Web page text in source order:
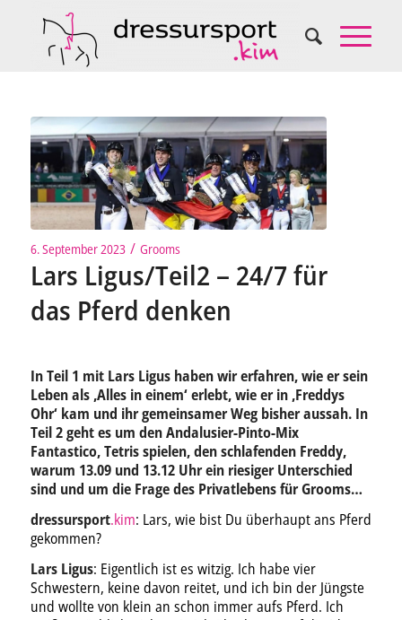
6. September 2023 / Grooms
Lars Ligus/Teil2 – 24/7 für
das Pferd denken
In Teil 1 mit Lars Ligus haben wir erfahren, wie er sein
Leben als ‚Alles in einem‘ erlebt, wie er in ‚Freddys
Ohr‘ kam und ihr gemeinsamer Weg bisher aussah. In
Teil 2 geht es um den Andalusier-Pinto-Mix
Fantastico, Tetris spielen, den schlafenden Freddy,
warum 13.09 und 13.12 Uhr ein riesiger Unterschied
sind und um die Frage des Privatlebens für Grooms…
dressursport.kim: Lars, wie bist Du überhaupt ans Pferd
gekommen?
Lars Ligus: Eigentlich ist es witzig. Ich habe vier
Schwestern, keine davon reitet, und ich bin der Jüngste
und wollte von klein an schon immer aufs Pferd. Ich